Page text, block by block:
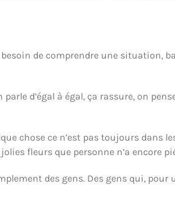
de comprendre une situation,
d’égal à égal, ça rassure, on
chose ce n’est pas toujours dans
fleurs que personne n’a encore
des gens. Des gens qui,